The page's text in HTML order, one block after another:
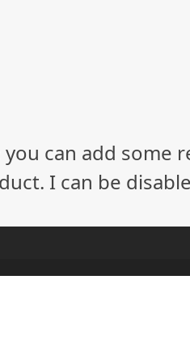
can add some
I can be